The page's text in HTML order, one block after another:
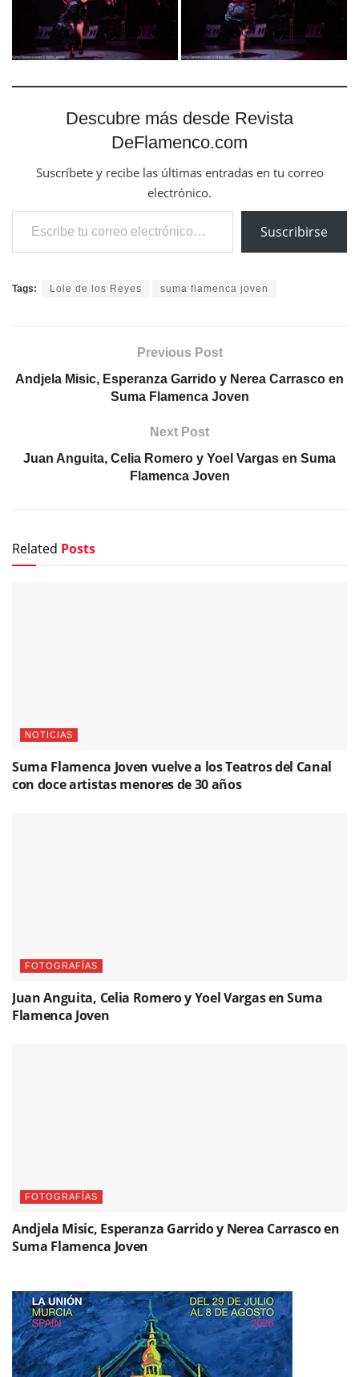
Descubre más desde Revista
DeFlamenco.com
Suscríbete y recibe las últimas entradas en tu correo
electrónico.
Escribe tu correo electrónico…
Suscribirse
Tags: Lole de los Reyes suma flamenca joven
Previous Post
Andjela Misic, Esperanza Garrido y Nerea Carrasco en
Suma Flamenca Joven
Next Post
Juan Anguita, Celia Romero y Yoel Vargas en Suma
Flamenca Joven
Related Posts
NOTICIAS
Suma Flamenca Joven vuelve a los Teatros del Canal
con doce artistas menores de 30 años
FOTOGRAFÍAS
Juan Anguita, Celia Romero y Yoel Vargas en Suma
Flamenca Joven
FOTOGRAFÍAS
Andjela Misic, Esperanza Garrido y Nerea Carrasco en
Suma Flamenca Joven